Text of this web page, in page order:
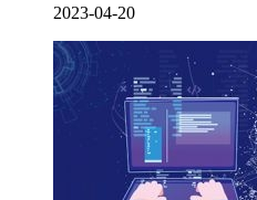
2023-04-20